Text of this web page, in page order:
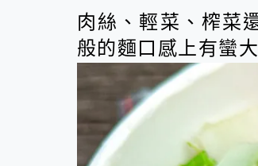
肉絲、輕菜、榨菜
般的麵口感上有蠻